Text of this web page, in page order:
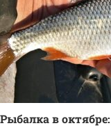
Рыбалка в